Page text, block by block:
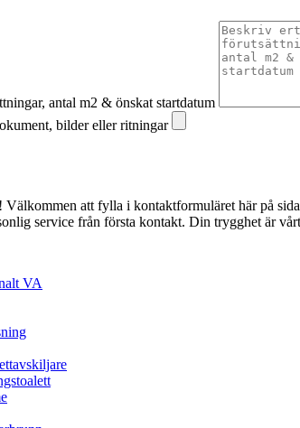
antal m2 & önskat startdatum
bilder eller ritningar
Välkommen att fylla i kontaktformuläret här på
service från första kontakt. Din trygghet är
VA